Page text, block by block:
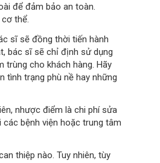
để đảm bảo an toàn.
thể.
sĩ sẽ đồng thời tiến hành
bác sĩ sẽ chỉ định sử dụng
trùng cho khách hàng. Hãy
tình trạng phù nề hay những
nhược điểm là chi phí sửa
bệnh viện hoặc trung tâm
thiệp nào. Tuy nhiên, tùy